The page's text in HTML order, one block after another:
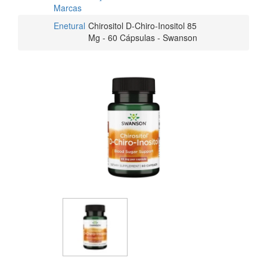
Marcas
Enetural Chirositol D-Chiro-Inositol 85
Mg - 60 Cápsulas - Swanson